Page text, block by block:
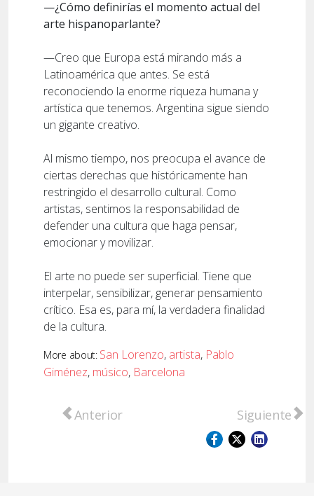
—¿Cómo definirías el momento actual del
arte hispanoparlante?
—Creo que Europa está mirando más a
Latinoamérica que antes. Se está
reconociendo la enorme riqueza humana y
artística que tenemos. Argentina sigue siendo
un gigante creativo.
Al mismo tiempo, nos preocupa el avance de
ciertas derechas que históricamente han
restringido el desarrollo cultural. Como
artistas, sentimos la responsabilidad de
defender una cultura que haga pensar,
emocionar y movilizar.
El arte no puede ser superficial. Tiene que
interpelar, sensibilizar, generar pensamiento
crítico. Esa es, para mí, la verdadera finalidad
de la cultura.
More about: San Lorenzo, artista, Pablo
Giménez, músico, Barcelona
Artículo anterior: El Centro Cultural
Anterior Artículo
Siguiente